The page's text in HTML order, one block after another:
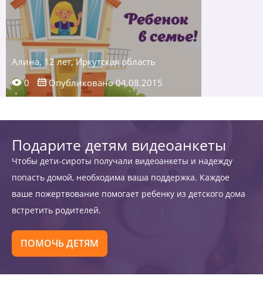
Алина, 12 лет, Иркутская область
0
Опубликовано 04.08.2015
Подарите детям видеоанкеты
Чтобы дети-сироты получали видеоанкеты и надежду
попасть домой, необходима ваша поддержка. Каждое
ваше пожертвование помогает ребенку из детского дома
встретить родителей.
ПОМОЧЬ ДЕТЯМ